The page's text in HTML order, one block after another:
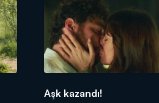
Aşk kazandı!